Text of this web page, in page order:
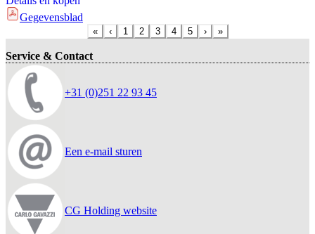
Gegevensblad
« ‹ 1 2 3 4 5 › »
Service & Contact
+31 (0)251 22 93 45
Een e-mail sturen
CG Holding website